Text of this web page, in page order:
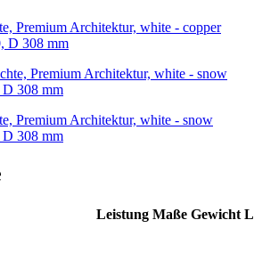
Premium Architektur, white - copper
D 308 mm
Premium Architektur, white - snow
308 mm
Leistung Maße Gewicht